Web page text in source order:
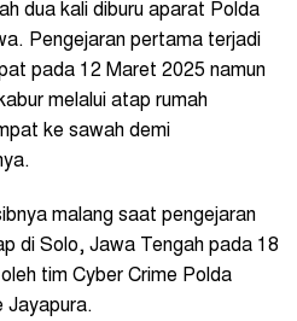
dua kali diburu aparat Polda
Pengejaran pertama terjadi
pada 12 Maret 2025 namun
melalui atap rumah
ke sawah demi
malang saat pengejaran
di Solo, Jawa Tengah pada 18
tim Cyber Crime Polda
Jayapura.